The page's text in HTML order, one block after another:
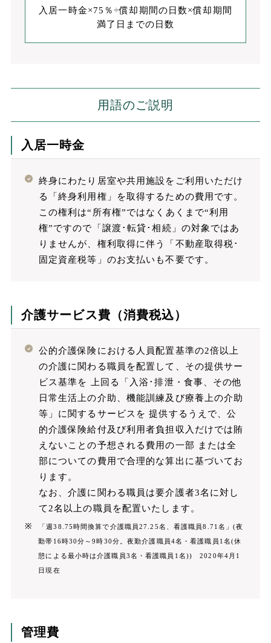
入居一時金×75％÷償却期間の日数×償却期間
満了日までの日数
用語のご説明
入居一時金
終身にわたり居室や共用施設をご利用いただけ
る「終身利用権」を取得するための費用です。
この権利は“所有権”ではなくあくまで“利用
権”ですので「譲渡･転貸･相続」の対象ではあ
りませんが、権利取得に伴う「不動産取得税･
固定資産税等」のお支払いも不要です。
介護サービス費（消費税込）
公的介護保険における人員配置基準の2倍以上
の介護に関わる職員を配置して、その提供サー
ビス基準を 上回る「入浴･排泄・食事、その他
日常生活上の介助、機能訓練及び療養上の介助
等」に関するサービスを 提供するうえで、公
的介護保険給付及び利用者負担収入だけでは賄
えないことの予想される費用の一部 または全
部についての費用で合理的な算出に基づいてお
ります。
なお、介護に関わる職員は要介護者3名に対し
て2名以上の職員を配置いたします。
「週38.75時間換算で介護職員27.25名、看護職員8.71名」(夜
勤帯16時30分～9時30分。夜勤介護職員4名・看護職員1名(休
憩による最小時は介護職員3名・看護職員1名)) 2020年4月1
日現在
管理費